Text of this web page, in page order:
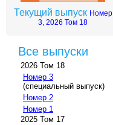
Текущий выпуск Номер
3, 2026 Том 18
Все выпуски
2026 Том 18
Номер 3
(специальный выпуск)
Номер 2
Номер 1
2025 Том 17